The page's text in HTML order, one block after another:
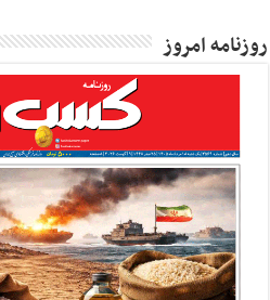
روزنامه امروز